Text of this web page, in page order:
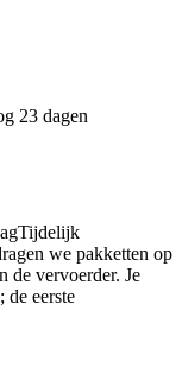
23 dagen
Tijdelijk
we pakketten op
de vervoerder. Je
de eerste